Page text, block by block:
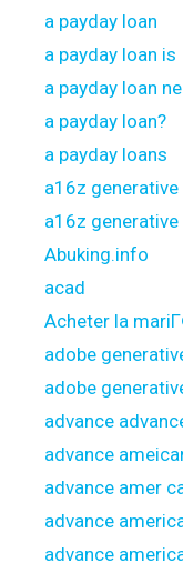
a payday loan
a payday loan is
a payday loan
a payday loan?
a payday loans
a16z generative
a16z generative
Abuking.info
acad
Acheter la
adobe
adobe
advance
advance
advance amer
advance
advance